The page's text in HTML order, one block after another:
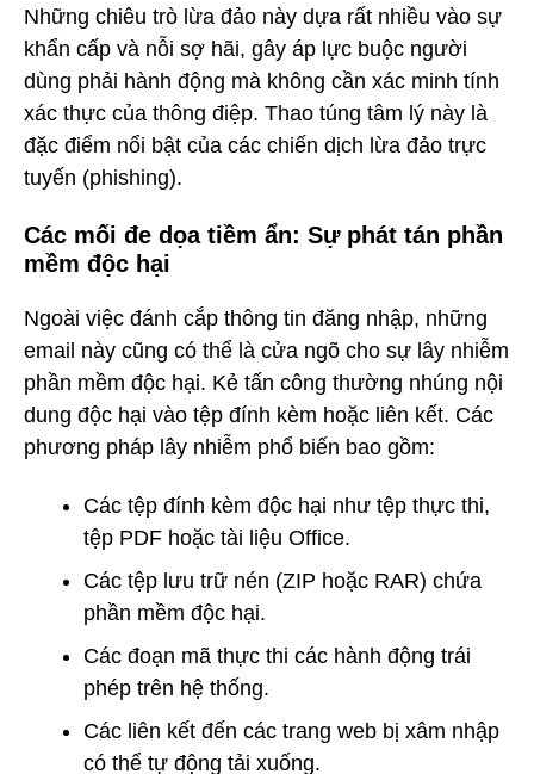
Những chiêu trò lừa đảo này dựa rất nhiều vào sự
khẩn cấp và nỗi sợ hãi, gây áp lực buộc người
dùng phải hành động mà không cần xác minh tính
xác thực của thông điệp. Thao túng tâm lý này là
đặc điểm nổi bật của các chiến dịch lừa đảo trực
tuyến (phishing).
Các mối đe dọa tiềm ẩn: Sự phát tán phần
mềm độc hại
Ngoài việc đánh cắp thông tin đăng nhập, những
email này cũng có thể là cửa ngõ cho sự lây nhiễm
phần mềm độc hại. Kẻ tấn công thường nhúng nội
dung độc hại vào tệp đính kèm hoặc liên kết. Các
phương pháp lây nhiễm phổ biến bao gồm:
Các tệp đính kèm độc hại như tệp thực thi,
tệp PDF hoặc tài liệu Office.
Các tệp lưu trữ nén (ZIP hoặc RAR) chứa
phần mềm độc hại.
Các đoạn mã thực thi các hành động trái
phép trên hệ thống.
Các liên kết đến các trang web bị xâm nhập
có thể tự động tải xuống.